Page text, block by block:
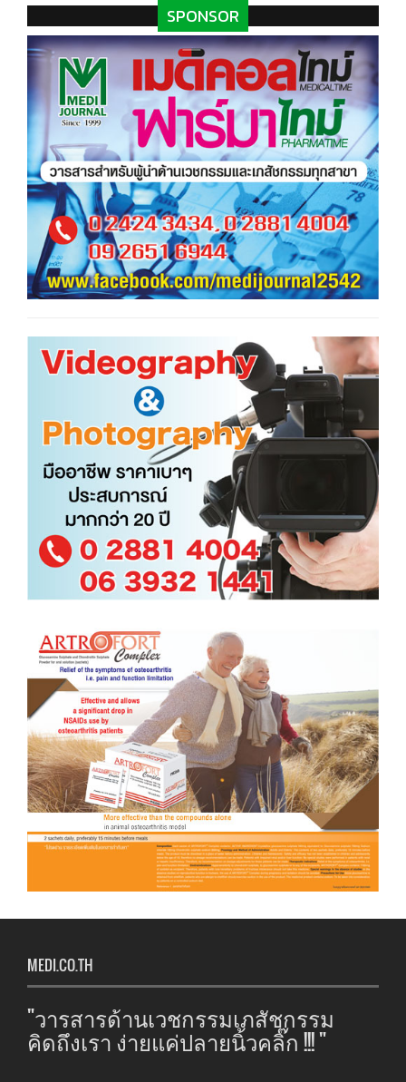
SPONSOR
MEDI.CO.TH
"วารสารด้านเวชกรรมเภสัชกรรม
คิดถึงเรา ง่ายแค่ปลายนิ้วคลิ๊ก !!! "